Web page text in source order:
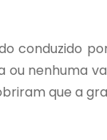
conduzido
nenhuma
que a